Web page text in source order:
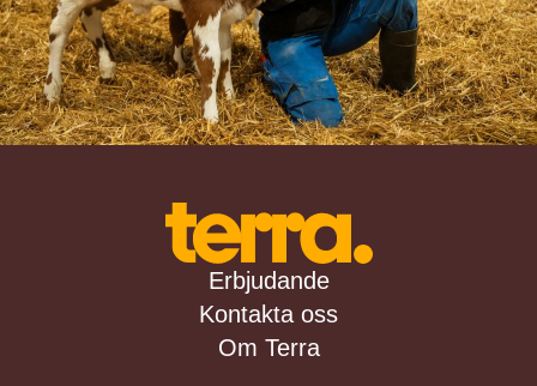
Erbjudande
Kontakta oss
Om Terra